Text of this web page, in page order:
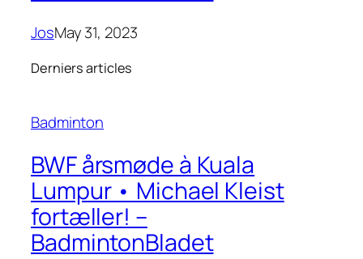
JosMay 31, 2023
Derniers articles
Badminton
BWF årsmøde à Kuala
Lumpur • Michael Kleist
fortæller! –
BadmintonBladet